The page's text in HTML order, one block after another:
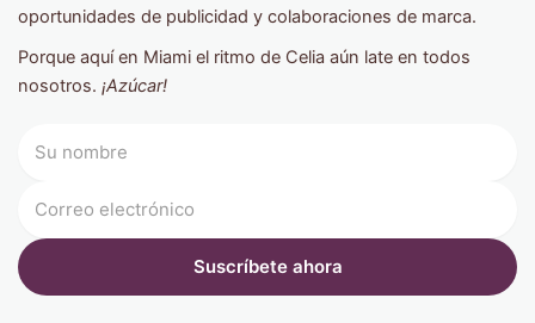
oportunidades de publicidad y colaboraciones de marca.
Porque aquí en Miami el ritmo de Celia aún late en todos
nosotros. ¡Azúcar!